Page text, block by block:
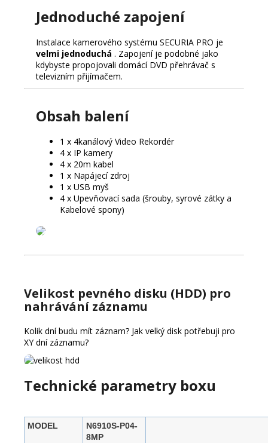
Jednoduché zapojení
Instalace kamerového systému SECURIA PRO je
velmi jednoduchá . Zapojení je podobné jako
kdybyste propojovali domácí DVD přehrávač s
televizním přijímačem.
Obsah balení
1 x 4kanálový Video Rekordér
4 x IP kamery
4 x 20m kabel
1 x Napájecí zdroj
1 x USB myš
4 x Upevňovací sada (šrouby, syrové zátky a
Kabelové spony)
Velikost pevného disku (HDD) pro
nahrávání záznamu
Kolik dní budu mít záznam? Jak velký disk potřebuji pro
XY dní záznamu?
Technické parametry boxu
MODEL
N6910S-P04-
8MP